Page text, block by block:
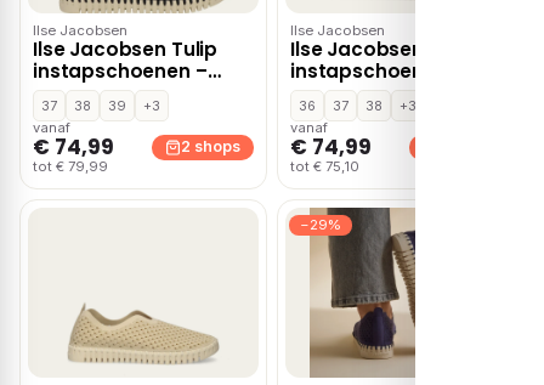
Ilse Jacobsen
Ilse Jacobsen Tulip
instapschoenen –
Zwart
37 38 39
+3
vanaf
€ 74,99
tot € 79,99
2 shops
Ilse Jacobsen
Ilse Jacobsen Tulip
instapschoenen –
Cognac
36 37 38
+3
vanaf
€ 74,99
tot € 75,10
−29%